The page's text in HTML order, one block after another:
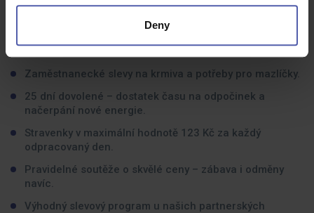
Deny
Variabilní složka mzdy až 4 000 Kč měsíčně.
Benefity, které u nás jako součást Super zoo člen Plaček Group
získáš:
Zaměstnanecké slevy na krmiva a potřeby pro mazlíčky.
25 dní dovolené – dostatek času na odpočinek a
načerpání nové energie.
Stravenky v maximální hodnotě 123 Kč za každý
odpracovaný den.
Pravidelné soutěže o skvělé ceny – zábava i odměny
navíc.
Výhodný slevový program u našich partnerských